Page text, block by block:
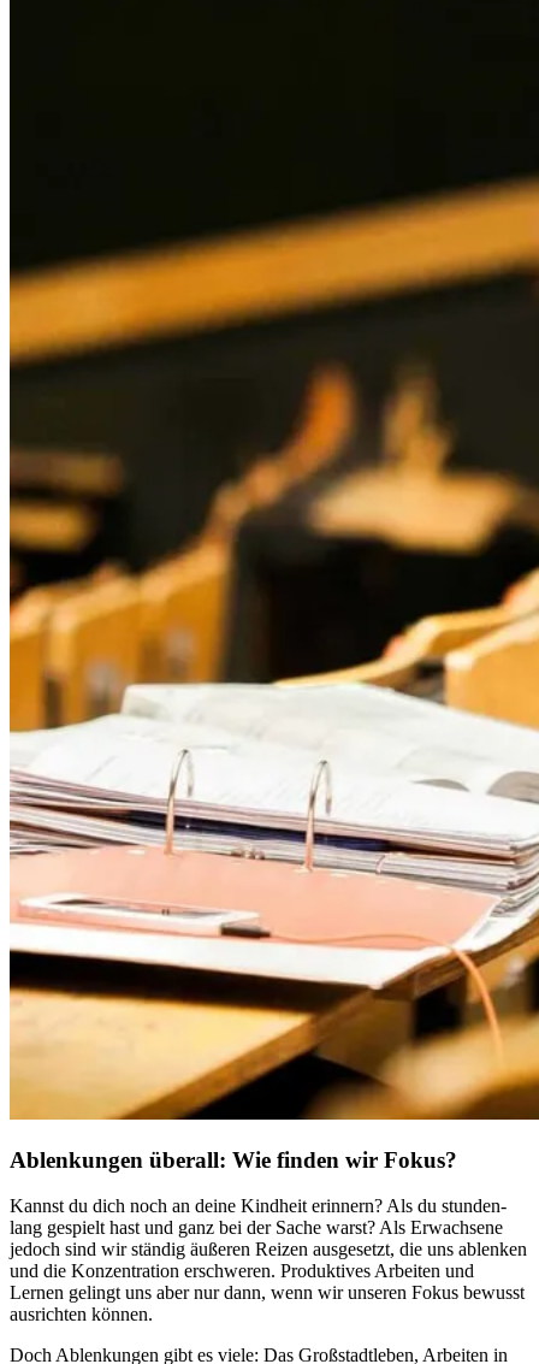
Ablenkungen überall: Wie finden wir Fokus?
Kannst du dich noch an deine Kind­heit erin­nern? Als du stun­den­
lang gespielt hast und ganz bei der Sache warst? Als Erwachsene
jedoch sind wir stän­dig äuße­ren Reizen aus­ge­setzt, die uns ablen­ken
und die Kon­zen­tra­tion erschwe­ren. Pro­duk­ti­ves Arbei­ten und
Lernen gelingt uns aber nur dann, wenn wir unse­ren Fokus bewusst
aus­rich­ten können.
Doch Ablen­kun­gen gibt es viele: Das Großstadtleben, Arbei­ten in